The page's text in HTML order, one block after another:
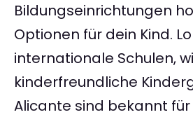
Bildungseinrichtungen
Optionen für dein Kind.
internationale Schulen,
kinderfreundliche
Alicante sind bekannt für